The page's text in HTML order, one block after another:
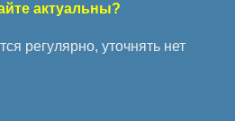
актуальны?
регулярно, уточнять нет